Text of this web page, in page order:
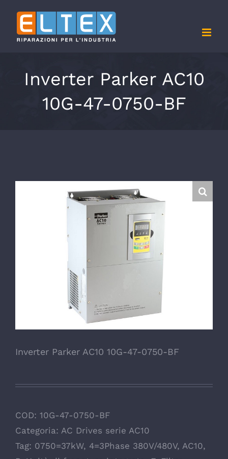
contenuto
Inverter Parker AC10
10G-47-0750-BF
Inverter Parker AC10 10G-47-0750-BF
COD: 10G-47-0750-BF
Categoria: AC Drives serie AC10
Tag: 0750=37kW, 4=3Phase 380V/480V, AC10,